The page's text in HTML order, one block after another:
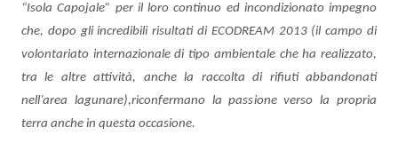
“Isola Capojale” per il loro continuo ed incondizionato impegno
che, dopo gli incredibili risultati di ECODREAM 2013 (il campo di
volontariato internazionale di tipo ambientale che ha realizzato,
tra le altre attività, anche la raccolta di rifiuti abbandonati
nell’area lagunare),riconfermano la passione verso la propria
terra anche in questa occasione.